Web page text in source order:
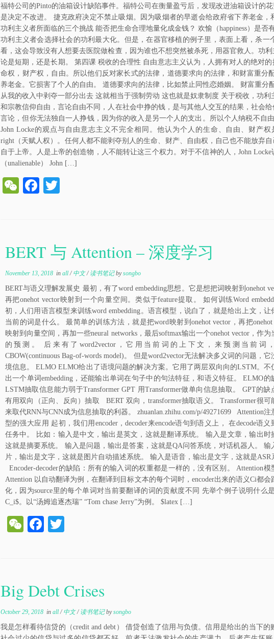
福特公司的Pinto的油箱设计缺陷事件。福特公司在衡量盈亏后，发现改进油箱设计的
是决定不改进。 捷克政府决定不禁止吸烟。因为吸烟者的早逝会给政府省下养老金，
功利主义者所面临的三个挑战 能否把生命合理地量化成金钱？ 欢愉（happiness）是否
功利主义者会选择社会的功利最大化。但是，在器官移植的例子里，表面上看，杀
看，这会导致没有人想要去医院做检查，因为谁也不想突然被杀死，用器官救人。功
论是短期，还是长期。 第四课 税收的合理性 自由意志主义认为，人拥有对人的绝对
命权，财产权，自由。所以他们反对家长式的法律，道德要求向的法律，和财富重分
养老金。它损害了个人的自由。 道德要求向的法律，比如禁止同性恋婚姻。 财富重
从我的收入中剥夺一部分出去 这就相当于强制劳动 这也就是奴隶制度 关于税收，功
和宗教信仰自由，言论自由不同，人在社会中挣的钱，是与其他人交互的结果，社会
言论，但你无法独自一人挣钱，因为你的收入是另一个人的支出。所以个人纳税不自
John Locke的观点与自由意志主义不完全相同。他认为个人的生命、自由、财产
right（天赋人权）。任何人都不能剥夺别人的生命、财产、自由权，自己也不能放弃
自于上帝。人是上帝的创造物，人不能转让这三个权力。对于不信神的人，John
（unalienable） John […]
W
t
Fa
BERT 与 Attention – 深度学习
November 13, 2018in all/ 中文/ 读书笔记bysongbo
BERT与语义理解发展史 最初，有了word embedding思想。它是想把词映射到onehot
再把onehot vector映射到一个向量空间。类似于feature提取。 如何训练Word
初，人们用语言模型来训练word embedding。语言模型，说白了，就是给出上文，让
当前的词是什么。 最简单的训练方法，就是把word映射到onehot vector，再把onehot
映射到向量空间，再加一些neural networks，最后softmax输出一个onehot vector，作为
的预测。 后来有了word2vector，它用当前词的上下文，来预测当前词
CBOW(continuous Bag-of-words model)。 但是word2vector无法解决多义词的问题，它
境信息。 ELMO ELMO给出了语境问题的解决方案。它用了两层双向向的LSTM。不
出一个单词embedding，还能输出单词在句子中的句法特征，和语义特征。 ELMO的
LSTM抽取信息能力弱于Transformer GPT 用Transformer做单向信息抽取。 GPT的缺
有用双向（正向、反向）抽取 BERT 双向，transformer抽取语义。 Transformer很可
来取代RNN与CNN成为信息抽取的利器。 zhuanlan.zhihu.com/p/49271699 Attention注
型的强大应用 起初，我们用encoder，decoder来encode语句到语义上， 在decode语义
任务中。 比如：输入是中文，输出是英文，这就是翻译系统。 输入是文章，输出时
这就是摘要系统。 输入是问题，输出是答案，这就是QA问答系统，对话机器人。 输
片，输出是文字，这就是图片自动描述系统。 输入是语音，输出是文字，这就是ASR
Encoder-decoder的缺陷：所有的输入词的权重都是一样的，没有区别。 Attention模
Attention 以自动翻译为例，在翻译到目标文本的每个词时，encoder出来的语义Ci都会
化，因为source里的每个单词对当前要翻译的词的贡献度不同 先举个例子说明什么
C_i$。以“汤姆追逐杰瑞” “Tom chase Jerry”为例。 $latex […]
W
t
Fa
Big Debt Crises
October 29, 2018 in all/ 中文/ 读书笔记bysongbo
我是怎样看待信贷的（credit and debt） 借贷创造了信用与负债。信用是给出的当下